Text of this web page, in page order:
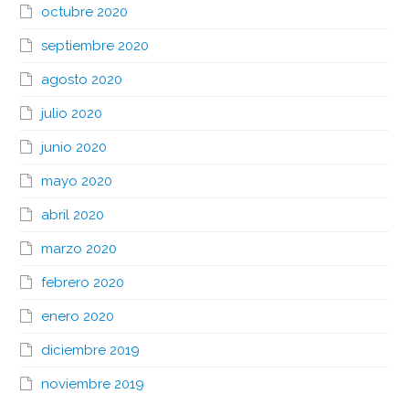
octubre 2020
septiembre 2020
agosto 2020
julio 2020
junio 2020
mayo 2020
abril 2020
marzo 2020
febrero 2020
enero 2020
diciembre 2019
noviembre 2019